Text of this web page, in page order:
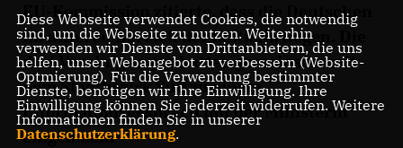
EU-Kommission zitierte, dass die Deutschen
im unteren Bereich der Statistik liegen. Die
drei Vereinigungen hatten gemeinsam mit
dem Stadtbezirk Süd zu einem
Informationsgespräch mit der Ministerin
eingeladen.
Diese Webseite verwendet Cookies, die notwendig
sind, um die Webseite zu nutzen. Weiterhin
verwenden wir Dienste von Drittanbietern, die uns
helfen, unser Webangebot zu verbessern (Website-
Optmierung). Für die Verwendung bestimmter
Dienste, benötigen wir Ihre Einwilligung. Ihre
Einwilligung können Sie jederzeit widerrufen. Weitere
Informationen finden Sie in unserer
Datenschutzerklärung.